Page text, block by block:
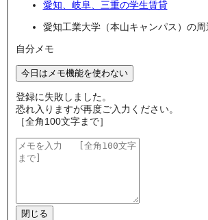
愛知、岐阜、三重の学生賃貸
愛知工業大学（本山キャンパス）の
自分メモ
今日はメモ機能を使わない
登録に失敗しました。
恐れ入りますが再度ご入力ください。
［全角100文字まで］
閉じる